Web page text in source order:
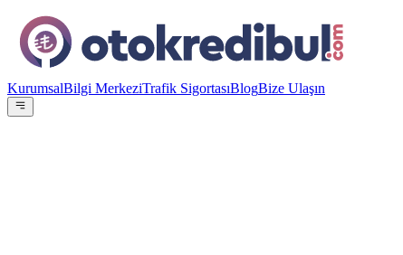
KurumsalBilgi MerkeziTrafik SigortasıBlogBize Ulaşın